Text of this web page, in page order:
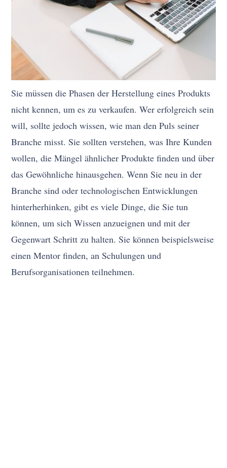
Sie müssen die Phasen der Herstellung eines Produkts
nicht kennen, um es zu verkaufen. Wer erfolgreich sein
will, sollte jedoch wissen, wie man den Puls seiner
Branche misst. Sie sollten verstehen, was Ihre Kunden
wollen, die Mängel ähnlicher Produkte finden und über
das Gewöhnliche hinausgehen. Wenn Sie neu in der
Branche sind oder technologischen Entwicklungen
hinterherhinken, gibt es viele Dinge, die Sie tun
können, um sich Wissen anzueignen und mit der
Gegenwart Schritt zu halten. Sie können beispielsweise
einen Mentor finden, an Schulungen und
Berufsorganisationen teilnehmen.